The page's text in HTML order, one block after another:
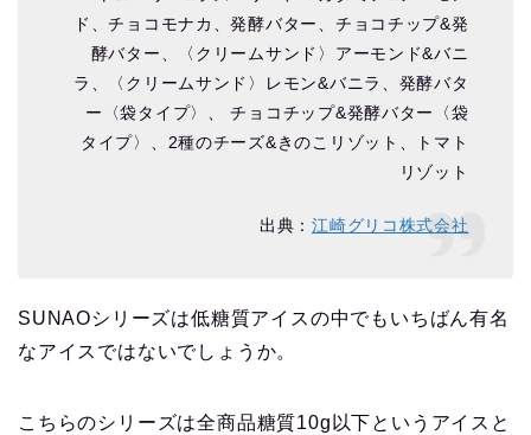
出典：江崎グリコ株式会社
SUNAOシリーズは低糖質アイスの中でもいちばん有名
なアイスではないでしょうか。
こちらのシリーズは全商品糖質10g以下というアイスと